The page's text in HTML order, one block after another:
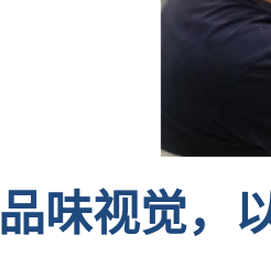
品味视觉，